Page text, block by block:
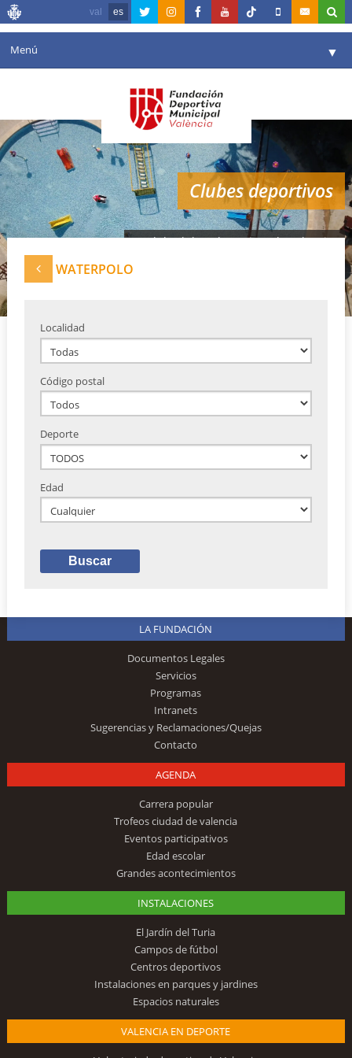
val es
Menú ▼
Agenda
Instalaciones
Comunicación ▼
Valencia en deporte ▼
Clubes deportivos
Red de clubes deportivos de Valencia
WATERPOLO
Localidad
Código postal
Deporte
Edad
LA FUNDACIÓN
Documentos Legales
Servicios
Programas
Intranets
Sugerencias y Reclamaciones/Quejas
Contacto
AGENDA
Carrera popular
Trofeos ciudad de valencia
Eventos participativos
Edad escolar
Grandes acontecimientos
INSTALACIONES
El Jardín del Turia
Campos de fútbol
Centros deportivos
Instalaciones en parques y jardines
Espacios naturales
VALENCIA EN DEPORTE